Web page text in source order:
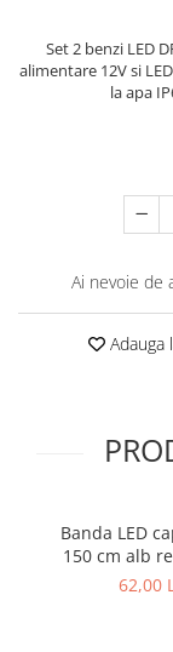
Carcasa Cheie
Carcasa Cheie
Carcasa Cheie
Folie Geamuri
Huse Volan Auto
Huse Volan cu Ac
Nuca Volan
Odorizante Auto
Set 2 benzi LED
alimentare 12V si
la apa
Ai nevoie de
Adauga
Banda LED
150 cm alb
12V
62,00